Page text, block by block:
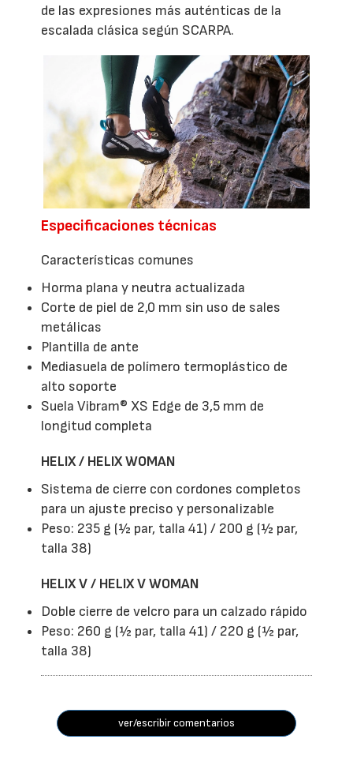
de las expresiones más auténticas de la
escalada clásica según SCARPA.
Especificaciones técnicas
Características comunes
Horma plana y neutra actualizada
Corte de piel de 2,0 mm sin uso de sales
metálicas
Plantilla de ante
Mediasuela de polímero termoplástico de
alto soporte
Suela Vibram® XS Edge de 3,5 mm de
longitud completa
HELIX / HELIX WOMAN
Sistema de cierre con cordones completos
para un ajuste preciso y personalizable
Peso: 235 g (½ par, talla 41) / 200 g (½ par,
talla 38)
HELIX V / HELIX V WOMAN
Doble cierre de velcro para un calzado rápido
Peso: 260 g (½ par, talla 41) / 220 g (½ par,
talla 38)
ver/escribir comentarios